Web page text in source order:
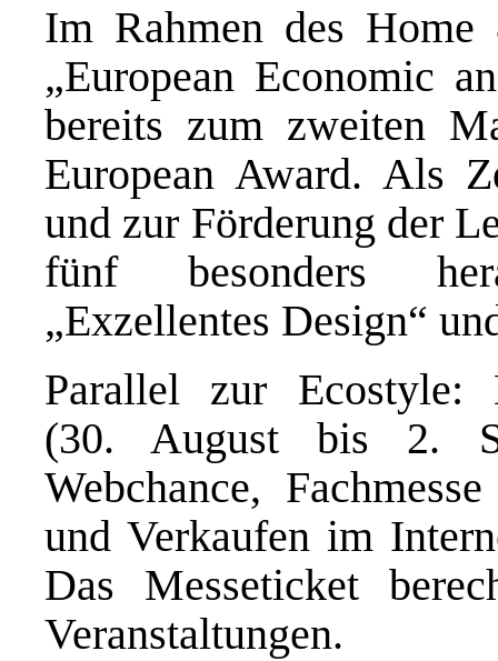
Im Rahmen des
„European Economic
bereits zum zweiten
European Award. Als
und zur Förderung der
fünf besonders
„Exzellentes Design“
Parallel zur Ecostyle:
(30. August bis 2.
Webchance,
und Verkaufen im
Das Messeticket
Veranstaltungen.